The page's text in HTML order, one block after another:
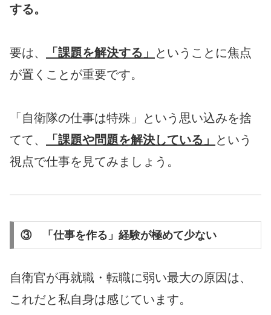
する。
要は、 「課題を解決する」
ということに焦点
が置くことが重要です。
「自衛隊の仕事は特殊」という思い込みを捨
てて、
「課題や問題を解決している」
という
視点で仕事を見てみましょう。
③ 「仕事を作る」経験が極めて少ない
自衛官が再就職・転職に弱い最大の原因は、
これだと私自身は感じています。